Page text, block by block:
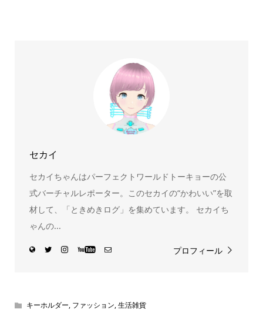
ーをいち早く皆さんにお届けすることも、私たちの使命の
セカイ
セカイちゃんはパーフェクトワールドトーキョーの公
式バーチャルレポーター。このセカイの“かわいい”を取
材して、「ときめきログ」を集めています。 セカイち
ゃんの...
プロフィール
キーホルダー, ファッション,生活雑貨